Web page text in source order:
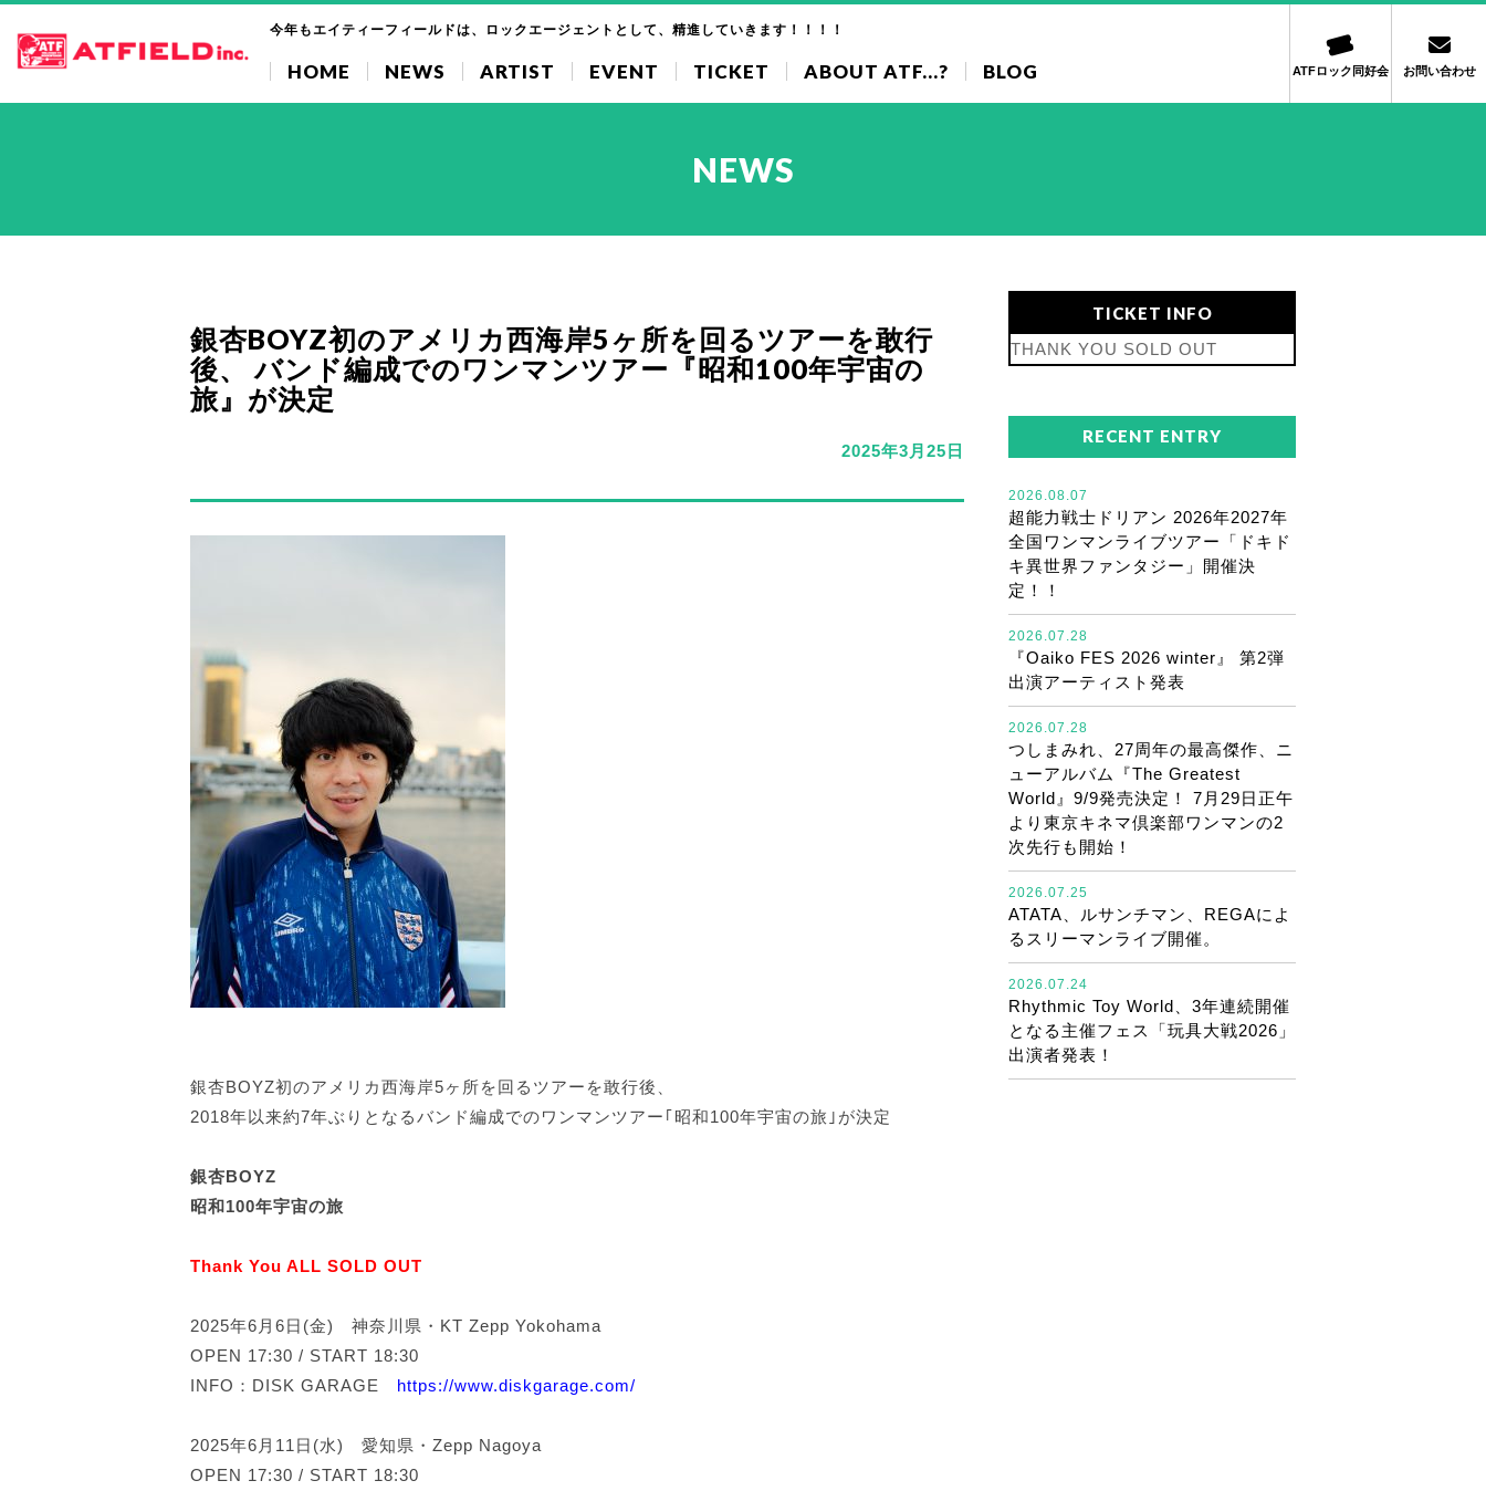
今年もエイティーフィールドは、ロックエージェントとして、精進していきます！！！！
HOME NEWS ARTIST EVENT TICKET ABOUT ATF...? BLOG ATFロック同好会 お問い合わせ
NEWS
銀杏BOYZ初のアメリカ西海岸5ヶ所を回るツアーを敢行
後、 バンド編成でのワンマンツアー『昭和100年宇宙の
旅』が決定
2025年3月25日
銀杏BOYZ初のアメリカ西海岸5ヶ所を回るツアーを敢行後、
2018年以来約7年ぶりとなるバンド編成でのワンマンツアー｢昭和100年宇宙の旅｣が決定
銀杏BOYZ
昭和100年宇宙の旅
Thank You ALL SOLD OUT
2025年6月6日(金) 神奈川県・KT Zepp Yokohama
OPEN 17:30 / START 18:30
INFO：DISK GARAGE https://www.diskgarage.com/
2025年6月11日(水) 愛知県・Zepp Nagoya
OPEN 17:30 / START 18:30
TICKET INFO
THANK YOU SOLD OUT
RECENT ENTRY
2026.08.07
超能力戦士ドリアン 2026年2027年
全国ワンマンライブツアー「ドキド
キ異世界ファンタジー」開催決
定！！
2026.07.28
『Oaiko FES 2026 winter』 第2弾
出演アーティスト発表
2026.07.28
つしまみれ、27周年の最高傑作、ニ
ューアルバム『The Greatest
World』9/9発売決定！ 7月29日正午
より東京キネマ倶楽部ワンマンの2
次先行も開始！
2026.07.25
ATATA、ルサンチマン、REGAによ
るスリーマンライブ開催。
2026.07.24
Rhythmic Toy World、3年連続開催
となる主催フェス「玩具大戦2026」
出演者発表！